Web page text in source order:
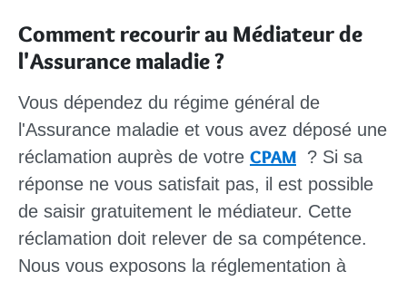
Comment recourir au Médiateur de
l'Assurance maladie ?
Vous dépendez du régime général de
l'Assurance maladie et vous avez déposé une
réclamation auprès de votre CPAM ? Si sa
réponse ne vous satisfait pas, il est possible
de saisir gratuitement le médiateur. Cette
réclamation doit relever de sa compétence.
Nous vous exposons la réglementation à